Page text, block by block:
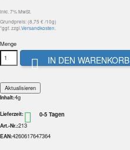
inkl. 7% MwSt.
Grundpreis: (8,75 € /10g)
*ggf. zzgl.Versandkosten
Menge
 IN DEN WARENKORB
Inhalt:4g
Lieferzeit:  0-5 Tagen
Art.-Nr.:213
EAN:4260617647364